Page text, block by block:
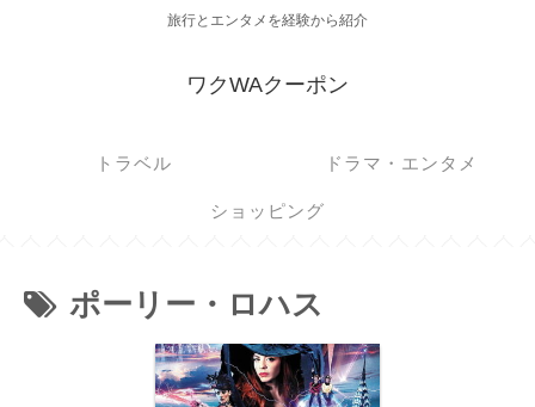
旅行とエンタメを経験から紹介
ワクWAクーポン
トラベル ドラマ・エンタメ
ショッピング
ポーリー・ロハス